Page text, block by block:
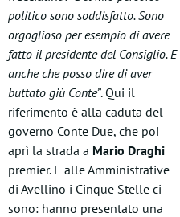
politico sono soddisfatto. Sono
orgoglioso per esempio di avere
fatto il presidente del Consiglio. E
anche che posso dire di aver
buttato giù Conte”. Qui il
riferimento è alla caduta del
governo Conte Due, che poi
aprì la strada a Mario Draghi
premier. E alle Amministrative
di Avellino i Cinque Stelle ci
sono: hanno presentato una